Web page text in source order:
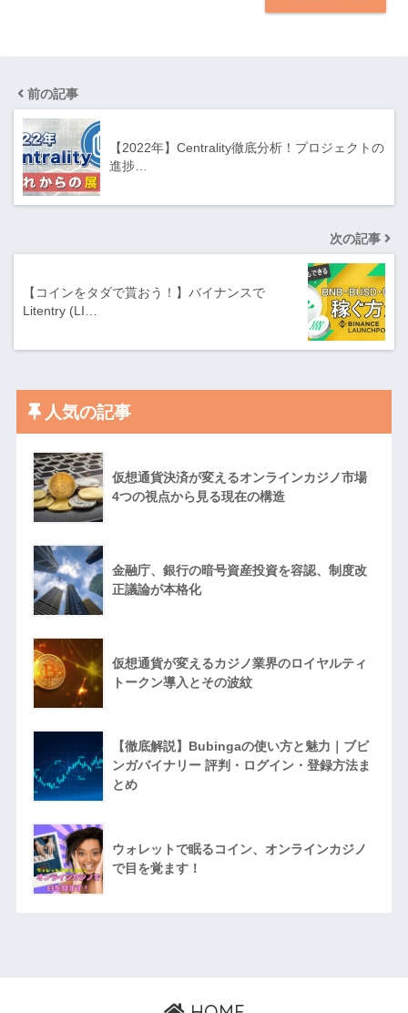
前の記事
【2022年】Centrality徹底分析！プロジェクトの
進捗…
次の記事
【コインをタダで貰おう！】バイナンスで
Litentry (LI…
人気の記事
仮想通貨決済が変えるオンラインカジノ市場
4つの視点から見る現在の構造
金融庁、銀行の暗号資産投資を容認、制度改
正議論が本格化
仮想通貨が変えるカジノ業界のロイヤルティ
トークン導入とその波紋
【徹底解説】Bubingaの使い方と魅力｜ブビ
ンガバイナリー 評判・ログイン・登録方法ま
とめ
ウォレットで眠るコイン、オンラインカジノ
で目を覚ます！